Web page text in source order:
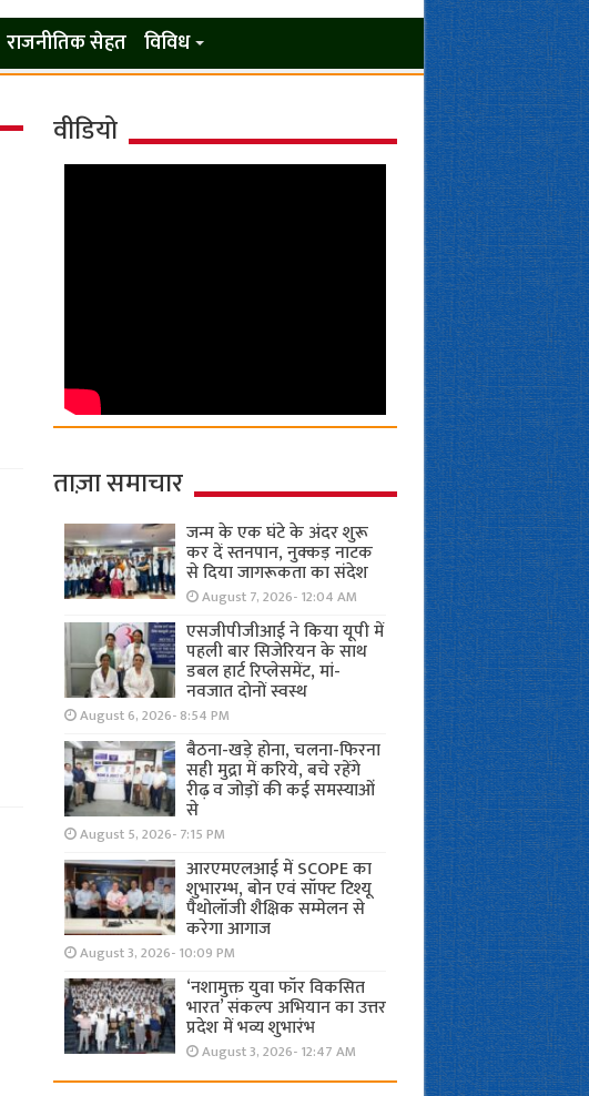
राजनीतिक सेहत विविध
वीडियो
ताज़ा समाचार
जन्म के एक घंटे के अंदर शुरू
कर दें स्तनपान, नुक्कड़ नाटक
से दिया जागरूकता का संदेश
August 7, 2026- 12:04 AM
एसजीपीजीआई ने किया यूपी में
पहली बार सिजेरियन के साथ
डबल हार्ट रिप्लेसमेंट, मां-
नवजात दोनों स्वस्थ
August 6, 2026- 8:54 PM
बैठना-खड़े होना, चलना-फिरना
सही मुद्रा में करिये, बचे रहेंगे
रीढ़ व जोड़ों की कई समस्याओं
से
August 5, 2026- 7:15 PM
आरएमएलआई में SCOPE का
शुभारम्भ, बोन एवं सॉफ्ट टिश्यू
पैथोलॉजी शैक्षिक सम्मेलन से
करेगा आगाज
August 3, 2026- 10:09 PM
‘नशामुक्त युवा फॉर विकसित
भारत’ संकल्प अभियान का उत्तर
प्रदेश में भव्य शुभारंभ
August 3, 2026- 12:47 AM